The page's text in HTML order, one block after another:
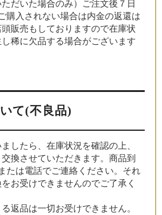
だいた場合のみ）ご注文後７日
購入されない場合は内金の返還は
販売もしておりますので在庫状
稀に欠品する場合がございます
て(不良品)
したら、在庫状況を確認の上、
換させていただきます。商品到
たは電話でご連絡ください。それ
お受けできませんのでご了承く
返品は一切お受けできません。